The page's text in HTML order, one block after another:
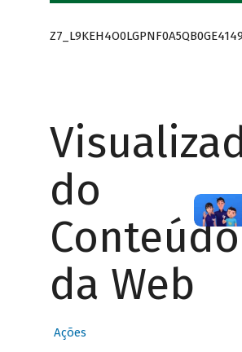
do
Conteúdo
da Web
Ações